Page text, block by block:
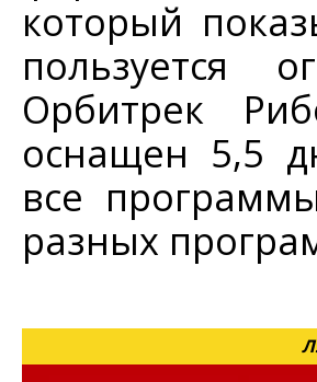
который
пользуется
Орбитрек
оснащен 5,5
все
разных